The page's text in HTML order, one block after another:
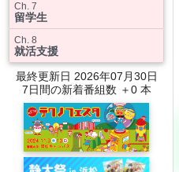
Ch. 7
留学生
Ch. 8
就活支援
最終更新日 2026年07月30日
7日間の新着番組数 ＋0 本